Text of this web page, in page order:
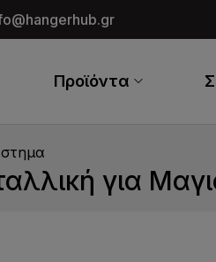
Προϊόντα
για